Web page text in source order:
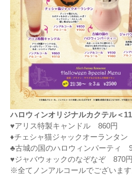
ハロウィンオリジナルカクテル＜
♥アリス特製キャンドル 860円
♦チェシャ猫ジャックオーランタ
♣古城の国のハロウィンパーティ
♥ジャバウォックのなぞなぞ 870円
※全てノンアルコールでございま